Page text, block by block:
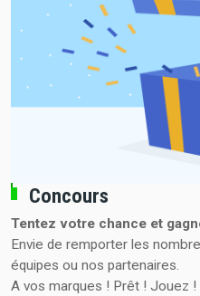
Concours
Tentez votre chance et
Envie de remporter les
équipes ou nos partenaires.
A vos marques ! Prêt ! Jouez !